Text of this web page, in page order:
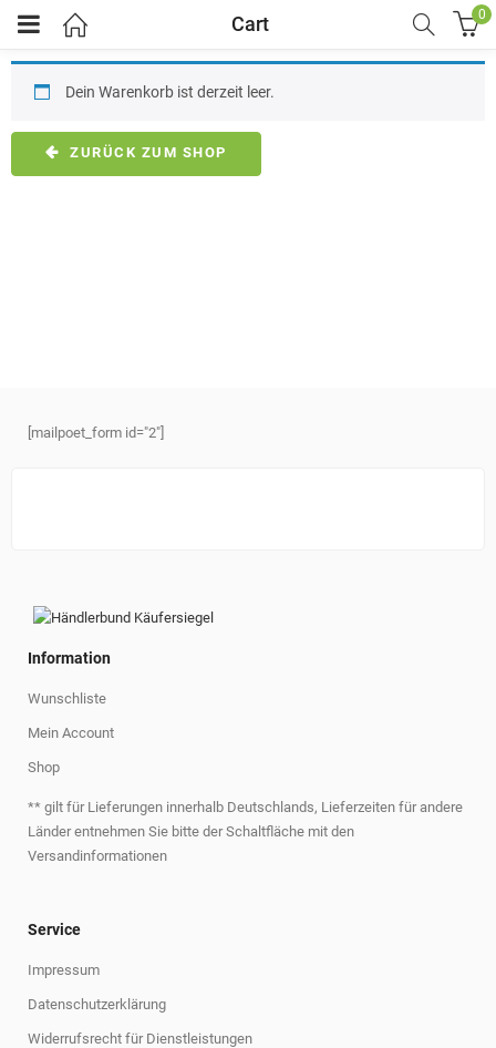
Cart 0
Dein Warenkorb ist derzeit leer.
ZURÜCK ZUM SHOP
[mailpoet_form id="2"]
Information
Wunschliste
Mein Account
Shop
** gilt für Lieferungen innerhalb Deutschlands, Lieferzeiten für andere
Länder entnehmen Sie bitte der Schaltfläche mit den
Versandinformationen
Service
Impressum
Datenschutzerklärung
Widerrufsrecht für Dienstleistungen